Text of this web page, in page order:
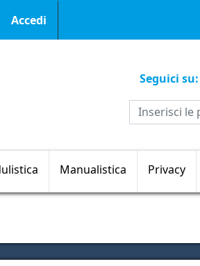
Menu profilo utente
Accedi
Seguici su:
principali
Manualistica Privacy